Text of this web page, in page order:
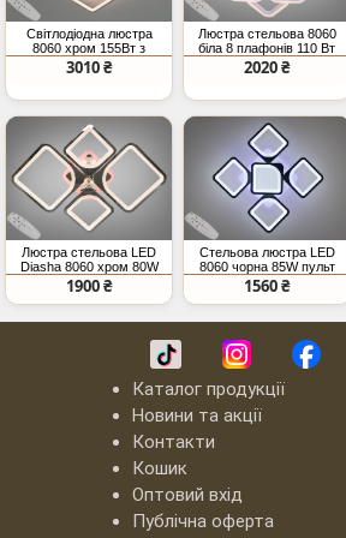
Світлодіодна люстра
8060 хром 155Вт з
пультом
3010 ₴
Люстра стельова 8060
біла 8 плафонів 110 Вт
пульт
2020 ₴
Люстра стельова LED
Diasha 8060 хром 80W
пульт
1900 ₴
Стельова люстра LED
8060 чорна 85W пульт
димер
1560 ₴
Каталог продукції
Новини та акції
Контакти
Кошик
Оптовий вхід
Публічна оферта